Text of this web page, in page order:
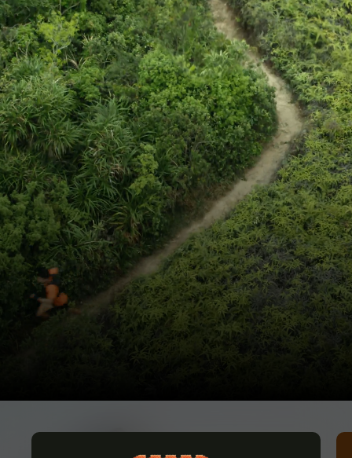
Tek po brezpotjih
Soočite se
z divjino.